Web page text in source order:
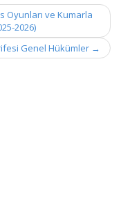
Oyunları ve Kumarla
2026)
Genel Hükümler →